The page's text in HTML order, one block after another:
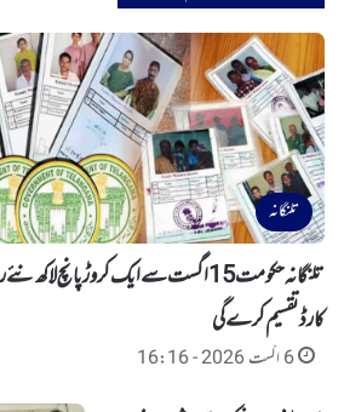
تلنگانہ
تلنگانہ حکومت 15 اگست سے ایک کروڑ پانچ لاکھ
کارڈ تقسیم کرے گی
6 اگست 2026 - 16:16